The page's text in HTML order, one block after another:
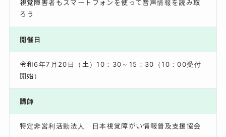
視覚障害者もスマートフォンを使って音声情報を読み取
ろう
開催日
令和6年7月20日（土）10：30～15：30（10：00受付
開始）
講師
特定非営利活動法人 日本視覚障がい情報普及支援協会